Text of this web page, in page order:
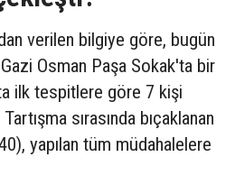
verilen bilgiye göre, bugün
Osman Paşa Sokak'ta bir
ilk tespitlere göre 7 kişi
sırasında bıçaklanan
yapılan tüm müdahalelere